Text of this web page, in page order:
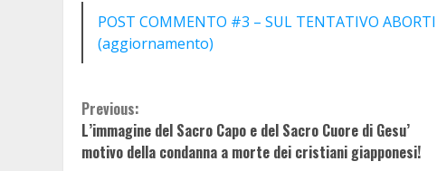
POST COMMENTO #3 – SUL TENTATIVO
(aggiornamento)
Continue
Reading
Previous:
L’immagine del Sacro Capo e del Sacro Cuore di Gesu’
motivo della condanna a morte dei cristiani giapponesi!